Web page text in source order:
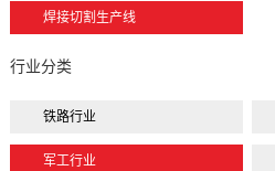
焊接切割生产线
行业分类
铁路行业
军工行业